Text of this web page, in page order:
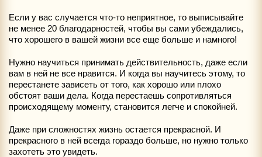
Если у вас случается что-то неприятное, то выписывайте
не менее 20 благодарностей, чтобы вы сами убеждались,
что хорошего в вашей жизни все еще больше и намного!
Нужно научиться принимать действительность, даже если
вам в ней не все нравится. И когда вы научитесь этому, то
перестанете зависеть от того, как хорошо или плохо
обстоят ваши дела. Когда перестаешь сопротивляться
происходящему моменту, становится легче и спокойней.
Даже при сложностях жизнь остается прекрасной. И
прекрасного в ней всегда гораздо больше, но нужно только
захотеть это увидеть.